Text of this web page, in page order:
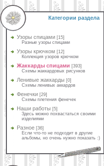
Категории раздела
Узоры спицами [15]
Разные узоры спицами
Узоры крючком [12]
Коллекция узоров крючком
Жаккарды спицами [393]
Схемы жаккардовых рисунков
Ленивые жаккарды [0]
Схемы ленивых аккардов
Фенечки [29]
Схемы плетения фенечек
Наши работы [5]
Здесь можно похвастаться своими
изделиями
Разное [36]
Если что-то не подходит в другие
альбомы, но очень нужно показать :)